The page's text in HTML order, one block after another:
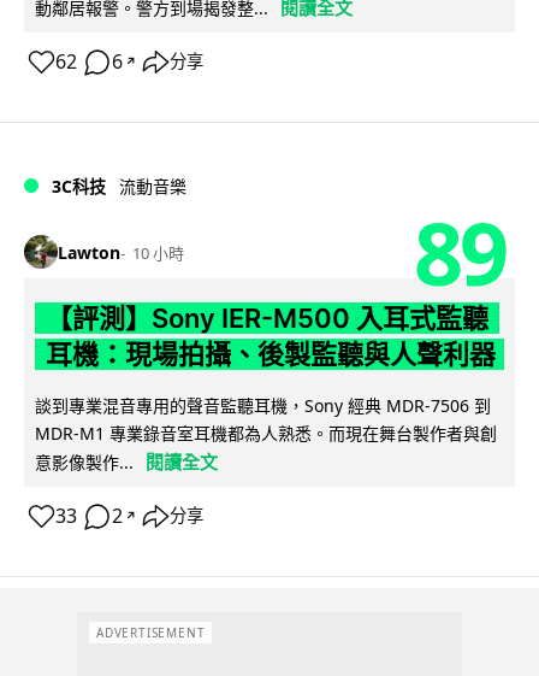
動鄰居報警。警方到場揭發整... 閱讀全文
62 6 ↗ 分享
3C科技 流動音樂
Lawton 10 小時 89
【評測】Sony IER-M500 入耳式監聽
耳機：現場拍攝、後製監聽與人聲利器
談到專業混音專用的聲音監聽耳機，Sony 經典 MDR-7506 到
MDR-M1 專業錄音室耳機都為人熟悉。而現在舞台製作者與創
意影像製作...
閱讀全文
33 2 ↗ 分享
ADVERTISEMENT